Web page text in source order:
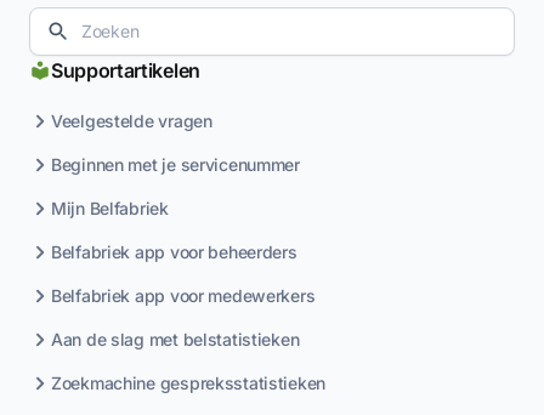
Supportartikelen
Veelgestelde vragen
Beginnen met je servicenummer
Mijn Belfabriek
Belfabriek app voor beheerders
Belfabriek app voor medewerkers
Aan de slag met belstatistieken
Zoekmachine gespreksstatistieken